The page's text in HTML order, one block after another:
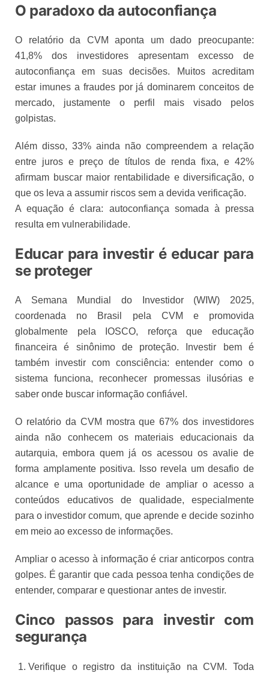
O paradoxo da autoconfiança
O relatório da CVM aponta um dado preocupante:
41,8% dos investidores apresentam excesso de
autoconfiança em suas decisões. Muitos acreditam
estar imunes a fraudes por já dominarem conceitos de
mercado, justamente o perfil mais visado pelos
golpistas.
Além disso, 33% ainda não compreendem a relação
entre juros e preço de títulos de renda fixa, e 42%
afirmam buscar maior rentabilidade e diversificação, o
que os leva a assumir riscos sem a devida verificação.
A equação é clara: autoconfiança somada à pressa
resulta em vulnerabilidade.
Educar para investir é educar para
se proteger
A Semana Mundial do Investidor (WIW) 2025,
coordenada no Brasil pela CVM e promovida
globalmente pela IOSCO, reforça que educação
financeira é sinônimo de proteção. Investir bem é
também investir com consciência: entender como o
sistema funciona, reconhecer promessas ilusórias e
saber onde buscar informação confiável.
O relatório da CVM mostra que 67% dos investidores
ainda não conhecem os materiais educacionais da
autarquia, embora quem já os acessou os avalie de
forma amplamente positiva. Isso revela um desafio de
alcance e uma oportunidade de ampliar o acesso a
conteúdos educativos de qualidade, especialmente
para o investidor comum, que aprende e decide sozinho
em meio ao excesso de informações.
Ampliar o acesso à informação é criar anticorpos contra
golpes. É garantir que cada pessoa tenha condições de
entender, comparar e questionar antes de investir.
Cinco passos para investir com
segurança
Verifique o registro da instituição na CVM. Toda